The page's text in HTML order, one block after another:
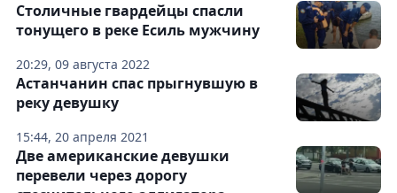
20:29, 09 августа 2022
Столичные гвардейцы спасли
тонущего в реке Есиль мужчину
15:44, 20 апреля 2021
Астанчанин спас прыгнувшую в
реку девушку
Две американские девушки
перевели через дорогу